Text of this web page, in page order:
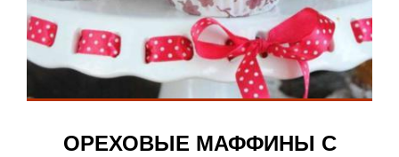
ОРЕХОВЫЕ МАФФИНЫ С